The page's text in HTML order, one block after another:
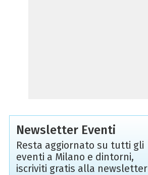
Newsletter Eventi
Resta aggiornato su tutti gli
eventi a Milano e dintorni,
iscriviti gratis alla newsletter